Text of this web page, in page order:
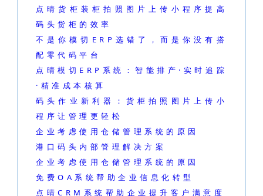
点晴货柜装柜拍照图片上传小程序提高
码头货柜的效率
不是你模切ERP选错了，而是你没有搭
配零代码平台
点晴模切ERP系统：智能排产·实时追踪
·精准成本核算
码头作业新利器：货柜拍照图片上传小
程序让管理更轻松
企业考虑使用仓储管理系统的原因
港口码头内部管理解决方案
企业考虑使用仓储管理系统的原因
免费OA系统帮助企业信息化转型
点晴CRM系统帮助企业提升客户满意度